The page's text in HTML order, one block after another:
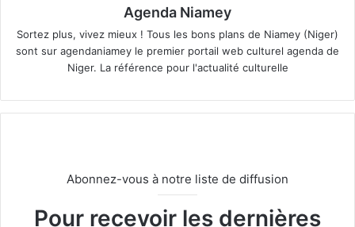
Agenda Niamey
Sortez plus, vivez mieux ! Tous les bons plans de Niamey (Niger)
sont sur agendaniamey le premier portail web culturel agenda de
Niger. La référence pour l'actualité culturelle
Abonnez-vous à notre liste de diffusion
Pour recevoir les dernières